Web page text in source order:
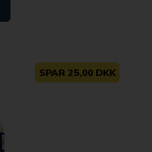
SPAR 25,00 DKK